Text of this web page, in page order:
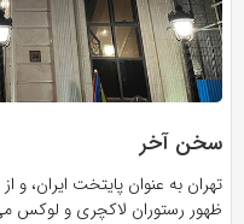
سخن آخر
تهران به عنوان پایتخت ایران، و
ظهور رستوران لاکچری و لوکس